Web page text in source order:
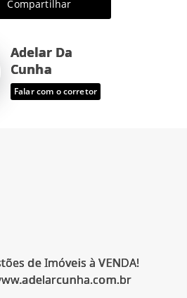
Compartilhar
Adelar Da
Cunha
Falar com o corretor
de Imóveis à VENDA!